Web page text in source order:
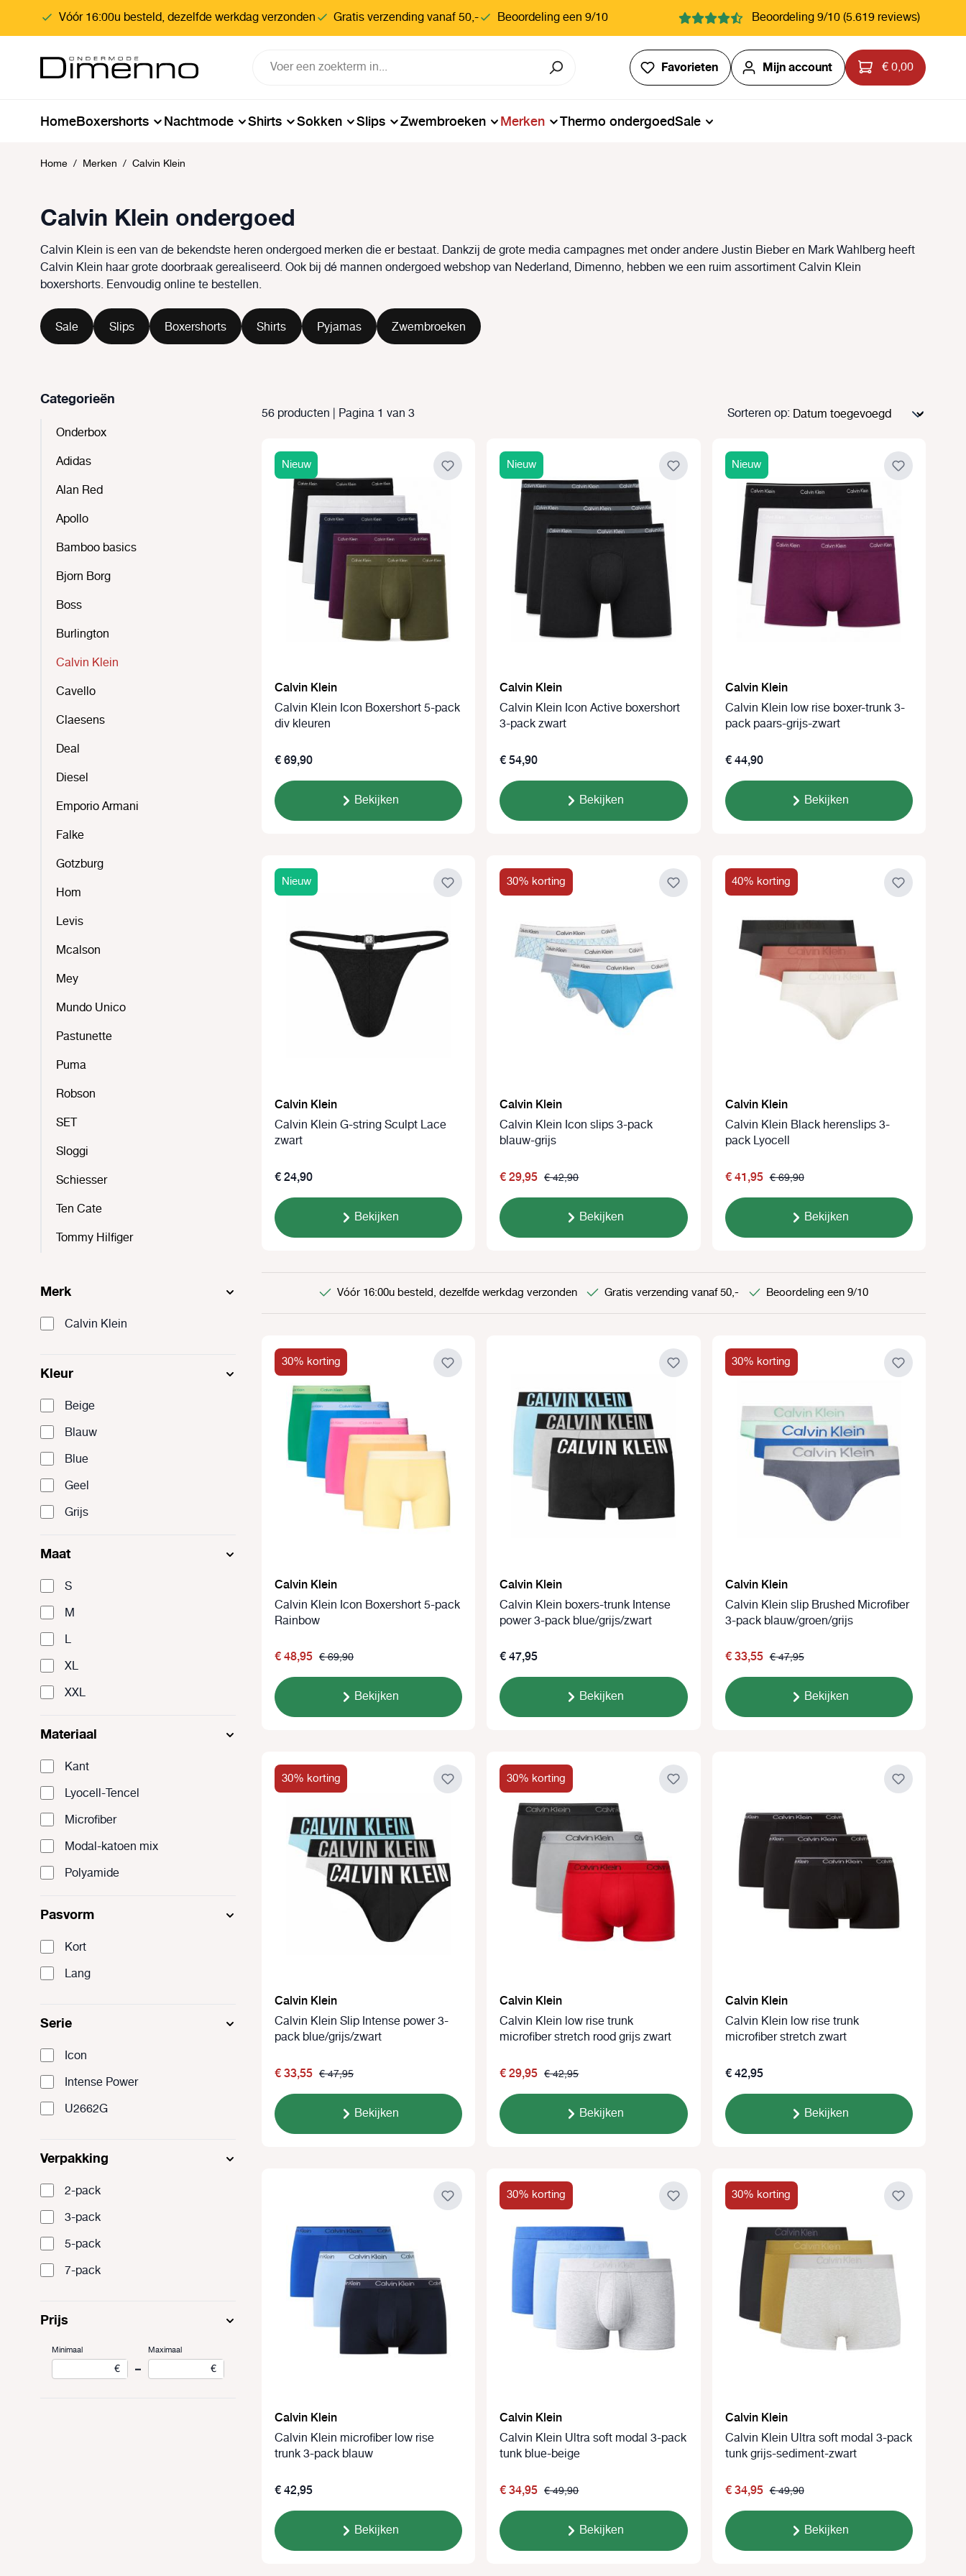
Ga naar de hoofdnavigatie
Vóór 16:00u besteld, dezelfde werkdag verzonden Gratis verzending vanaf 50,- Beoordeling een 9/10 Beoordeling 9/10 (5.619 reviews)
Favorieten Je hebt 0 items op je verlanglijstje
Mijn account € 0,00
HomeBoxershorts Nachtmode Shirts Sokken Slips Zwembroeken Merken Thermo ondergoedSale
Home / Merken / Calvin Klein
Calvin Klein ondergoed
Calvin Klein is een van de bekendste heren ondergoed merken die er bestaat. Dankzij de grote media campagnes met onder andere Justin Bieber en Mark Wahlberg heeft
Calvin Klein haar grote doorbraak gerealiseerd. Ook bij dé mannen ondergoed webshop van Nederland, Dimenno, hebben we een ruim assortiment Calvin Klein
boxershorts. Eenvoudig online te bestellen.
Sale Slips Boxershorts Shirts Pyjamas Zwembroeken
Categorieën
Onderbox
Adidas
Alan Red
Apollo
Bamboo basics
Bjorn Borg
Boss
Burlington
Calvin Klein
Cavello
Claesens
Deal
Diesel
Emporio Armani
Falke
Gotzburg
Hom
Levis
Mcalson
Mey
Mundo Unico
Pastunette
Puma
Robson
SET
Sloggi
Schiesser
Ten Cate
Tommy Hilfiger
Merk
Calvin Klein
Kleur
Beige
Blauw
Blue
Geel
Grijs
Oranje
Paars
Rood
Wit
Zwart
zwart-wit
Maat
S
M
L
XL
XXL
Materiaal
Kant
Lyocell-Tencel
Microfiber
Modal-katoen mix
Polyamide
Pasvorm
Kort
Lang
Serie
Icon
Intense Power
U2662G
Verpakking
2-pack
3-pack
5-pack
7-pack
Prijs
Minimaal
€ –
Maximaal
€
56 producten | Pagina 1 van 3 Sorteren op:
Nieuw
Calvin Klein
Calvin Klein Icon Boxershort 5-pack
div kleuren
€ 69,90
Bekijken
Nieuw
Calvin Klein
Calvin Klein Icon Active boxershort
3-pack zwart
€ 54,90
Bekijken
Nieuw
Calvin Klein
Calvin Klein low rise boxer-trunk 3-
pack paars-grijs-zwart
€ 44,90
Bekijken
Nieuw
Calvin Klein
Calvin Klein G-string Sculpt Lace
zwart
€ 24,90
Bekijken
30% korting
Calvin Klein
Calvin Klein Icon slips 3-pack
blauw-grijs
€ 29,95 € 42,90
Bekijken
40% korting
Calvin Klein
Calvin Klein Black herenslips 3-
pack Lyocell
€ 41,95 € 69,90
Bekijken
Vóór 16:00u besteld, dezelfde werkdag verzonden Gratis verzending vanaf 50,- Beoordeling een 9/10
30% korting
Calvin Klein
Calvin Klein Icon Boxershort 5-pack
Rainbow
€ 48,95 € 69,90
Bekijken
Calvin Klein
Calvin Klein boxers-trunk Intense
power 3-pack blue/grijs/zwart
€ 47,95
Bekijken
30% korting
Calvin Klein
Calvin Klein slip Brushed Microfiber
3-pack blauw/groen/grijs
€ 33,55 € 47,95
Bekijken
30% korting
Calvin Klein
Calvin Klein Slip Intense power 3-
pack blue/grijs/zwart
€ 33,55 € 47,95
Bekijken
30% korting
Calvin Klein
Calvin Klein low rise trunk
microfiber stretch rood grijs zwart
€ 29,95 € 42,95
Bekijken
Calvin Klein
Calvin Klein low rise trunk
microfiber stretch zwart
€ 42,95
Bekijken
Calvin Klein
Calvin Klein microfiber low rise
trunk 3-pack blauw
€ 42,95
Bekijken
30% korting
Calvin Klein
Calvin Klein Ultra soft modal 3-pack
tunk blue-beige
€ 34,95 € 49,90
Bekijken
30% korting
Calvin Klein
Calvin Klein Ultra soft modal 3-pack
tunk grijs-sediment-zwart
€ 34,95 € 49,90
Bekijken